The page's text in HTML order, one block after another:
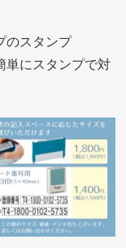
のスタンプ
単にスタンプで対